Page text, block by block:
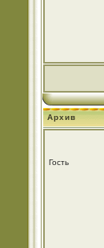
Архив
Гость